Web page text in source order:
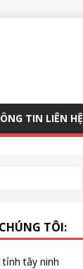
TIN LIÊN HỆ
TÔI:
tây ninh